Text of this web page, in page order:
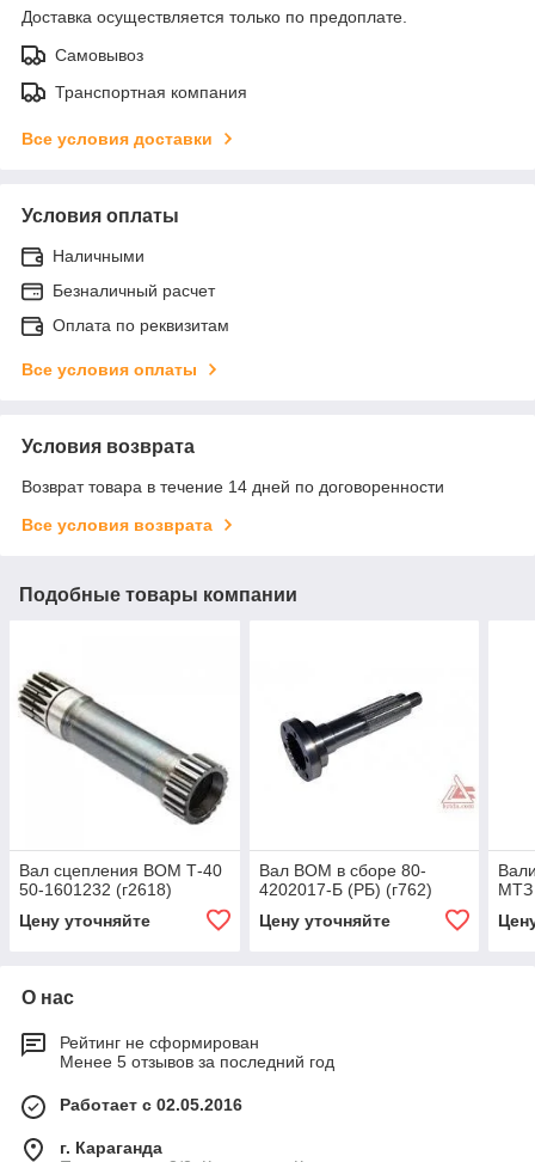
Доставка осуществляется только по предоплате.
Самовывоз
Транспортная компания
Все условия доставки
Условия оплаты
Наличными
Безналичный расчет
Оплата по реквизитам
Все условия оплаты
Условия возврата
Возврат товара в течение 14 дней по договоренности
Все условия возврата
Подобные товары компании
Вал сцепления ВОМ Т-40
50-1601232 (г2618)
Цену уточняйте
Вал ВОМ в сборе 80-
4202017-Б (РБ) (г762)
Цену уточняйте
МТЗ
О нас
Рейтинг не сформирован
Менее 5 отзывов за последний год
Работает с 02.05.2016
г. Караганда